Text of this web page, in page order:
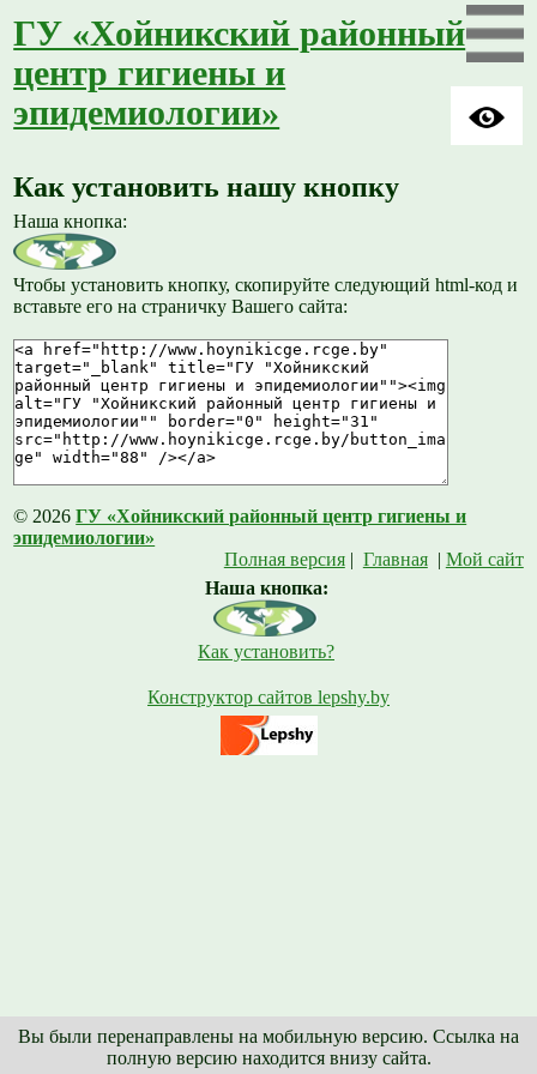
ГУ «Хойникский районный
центр гигиены и
эпидемиологии»
Как установить нашу кнопку
Наша кнопка:
Чтобы установить кнопку, скопируйте следующий html-код и
вставьте его на страничку Вашего сайта:
© 2026ГУ «Хойникский районный центр гигиены и
эпидемиологии»
Полная версия| Главная| Мой сайт
Вы были перенаправлены на мобильную версию. Ссылка на
полную версию находится внизу сайта.
Наша кнопка:
Как установить?
Конструктор сайтов lepshy.by